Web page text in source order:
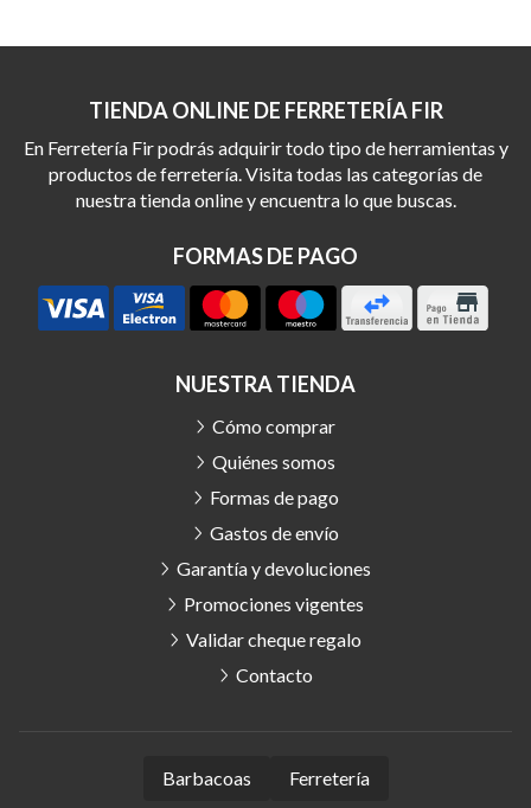
TIENDA ONLINE DE FERRETERÍA FIR
En Ferretería Fir podrás adquirir todo tipo de herramientas y
productos de ferretería. Visita todas las categorías de
nuestra tienda online y encuentra lo que buscas.
FORMAS DE PAGO
NUESTRA TIENDA
Cómo comprar
Quiénes somos
Formas de pago
Gastos de envío
Garantía y devoluciones
Promociones vigentes
Validar cheque regalo
Contacto
Barbacoas Ferretería